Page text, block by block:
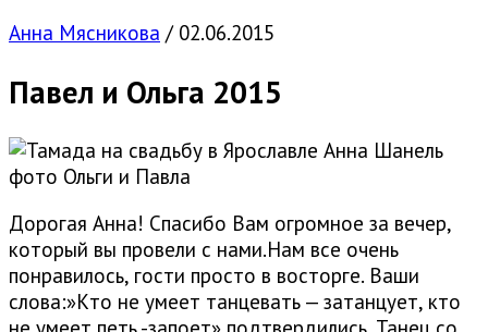
Анна Мясникова / 02.06.2015
Павел и Ольга 2015
Дорогая Анна! Спасибо Вам огромное за вечер,
который вы провели с нами.Нам все очень
понравилось, гости просто в восторге. Ваши
слова:»Кто не умеет танцевать — затанцует, кто